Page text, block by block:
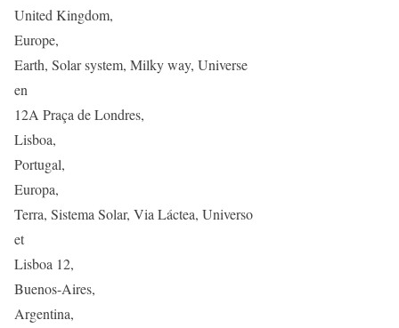
United Kingdom,
Europe,
Earth, Solar system, Milky way, Universe
en
12A Praça de Londres,
Lisboa,
Portugal,
Europa,
Terra, Sistema Solar, Via Láctea, Universo
et
Lisboa 12,
Buenos-Aires,
Argentina,